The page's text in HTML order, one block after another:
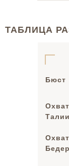
Бюст
Охват
Талии
Охват
Бедер
ТАБЛИЦА